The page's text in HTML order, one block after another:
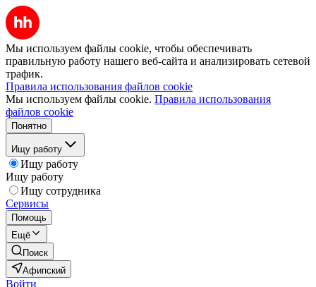
Мы используем файлы cookie, чтобы обеспечивать
правильную работу нашего веб-сайта и анализировать сетевой
трафик.
Правила использования файлов cookie
Мы используем файлы cookie. Правила использования
файлов cookie
Понятно
Ищу работу
Ищу работу
Ищу работу
Ищу сотрудника
Сервисы
Помощь
Ещё
Поиск
Афипский
Войти